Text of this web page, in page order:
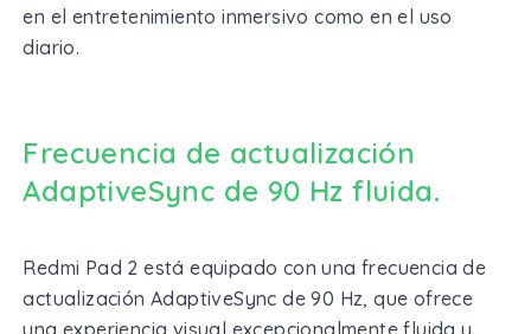
en el entretenimiento inmersivo como en el uso
diario.
Frecuencia de actualización
AdaptiveSync de 90 Hz fluida.
Redmi Pad 2 está equipado con una frecuencia de
actualización AdaptiveSync de 90 Hz, que ofrece
una experiencia visual excepcionalmente fluida y